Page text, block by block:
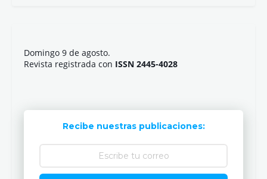
Domingo 9 de agosto.
Revista registrada con ISSN 2445-4028
Recibe nuestras publicaciones: